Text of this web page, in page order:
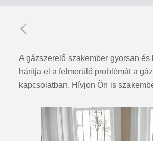
A gázszerelő szakember gyorsan és
hárítja el a felmerülő problémát a
kapcsolatban. Hívjon Ön is